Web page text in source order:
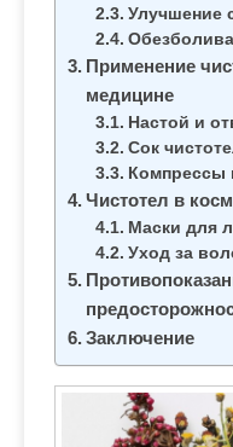
Улучшение
Применение
медицине
Настой и
Сок
Компрессы
Чистотел в
Маски для
Уход за
Заключение